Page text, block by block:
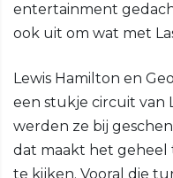
entertainment
ook uit om wat met
Lewis Hamilton en
een stukje circuit van
werden ze bij
dat maakt het geheel
te kijken. Vooral die